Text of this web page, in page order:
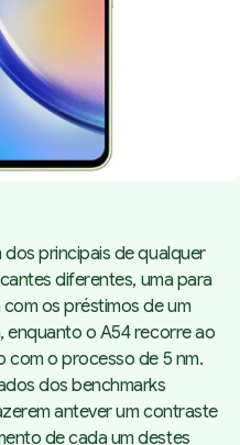
principais de qualquer
diferentes, uma para
os préstimos de um
enquanto o A54 recorre ao
com o processo de 5 nm.
dos benchmarks
antever um contraste
de cada um destes